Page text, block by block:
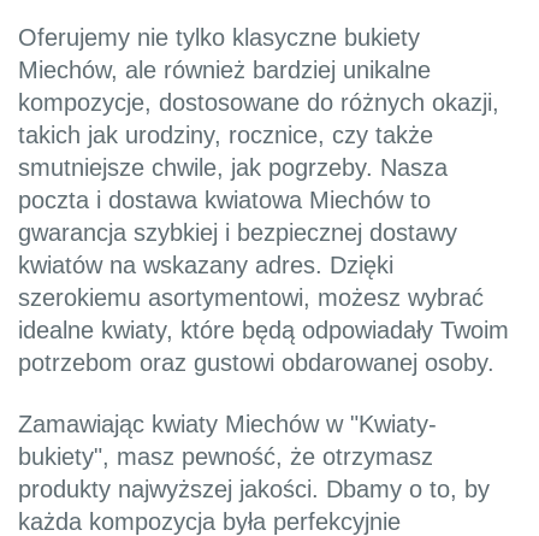
Oferujemy nie tylko klasyczne bukiety
Miechów, ale również bardziej unikalne
kompozycje, dostosowane do różnych okazji,
takich jak urodziny, rocznice, czy także
smutniejsze chwile, jak pogrzeby. Nasza
poczta i dostawa kwiatowa Miechów to
gwarancja szybkiej i bezpiecznej dostawy
kwiatów na wskazany adres. Dzięki
szerokiemu asortymentowi, możesz wybrać
idealne kwiaty, które będą odpowiadały Twoim
potrzebom oraz gustowi obdarowanej osoby.
Zamawiając kwiaty Miechów w "Kwiaty-
bukiety", masz pewność, że otrzymasz
produkty najwyższej jakości. Dbamy o to, by
każda kompozycja była perfekcyjnie